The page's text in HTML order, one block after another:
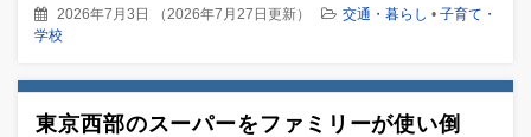
2026年7月3日 （ 2026年7月27日更新） 交通・暮らし • 子育て・
学校
東京西部のスーパーをファミリーが使い倒